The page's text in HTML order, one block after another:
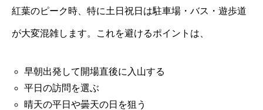
紅葉のピーク時、特に土日祝日は駐車場・バス・遊歩道
が大変混雑します。これを避けるポイントは、
早朝出発して開場直後に入山する
平日の訪問を選ぶ
晴天の平日や曇天の日を狙う